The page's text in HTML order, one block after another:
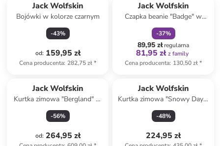
Jack Wolfskin
Bojówki w kolorze czarnym
-43%
od: 159,95 zł
Cena producenta: 282,75 zł*
Jack Wolfskin
Czapka beanie "Badge" w
kolorze niebieskim
-37%
89,95 złregularna
81,95 zł z family
Cena producenta: 130,50 zł*
Jack Wolfskin
Kurtka zimowa "Bergland" w
kolorze czarnym
-56%
od: 264,95 zł
Jack Wolfskin
Kurtka zimowa "Snowy Days"
w kolorze szaro-oliwkowym
-48%
224,95 zł